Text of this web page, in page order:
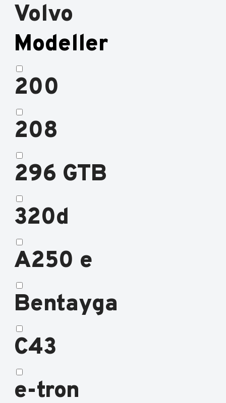
Volvo
Modeller
200
208
296 GTB
320d
A250 e
Bentayga
C43
e-tron